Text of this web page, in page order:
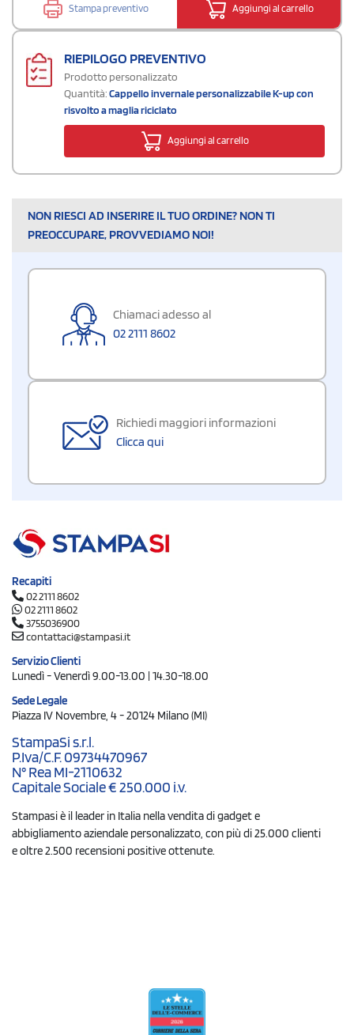
Stampa preventivo Aggiungi al carrello
RIEPILOGO PREVENTIVO
Prodotto personalizzato
Quantità:Cappello invernale personalizzabile K-up con
risvolto a maglia riciclato
Aggiungi al carrello
NON RIESCI AD INSERIRE IL TUO ORDINE? NON TI
PREOCCUPARE, PROVVEDIAMO NOI!
Chiamaci adesso al
02 2111 8602
Richiedi maggiori informazioni
Clicca qui
Recapiti
02 2111 8602
02 2111 8602
3755036900
contattaci@stampasi.it
Servizio Clienti
Lunedì - Venerdì 9.00-13.00 | 14.30-18.00
Sede Legale
Piazza IV Novembre, 4 - 20124 Milano (MI)
StampaSi s.r.l.
P.Iva/C.F. 09734470967
N° Rea MI-2110632
Capitale Sociale € 250.000 i.v.
Stampasi è il leader in Italia nella vendita di gadget e
abbigliamento aziendale personalizzato, con più di 25.000 clienti
e oltre 2.500 recensioni positive ottenute.